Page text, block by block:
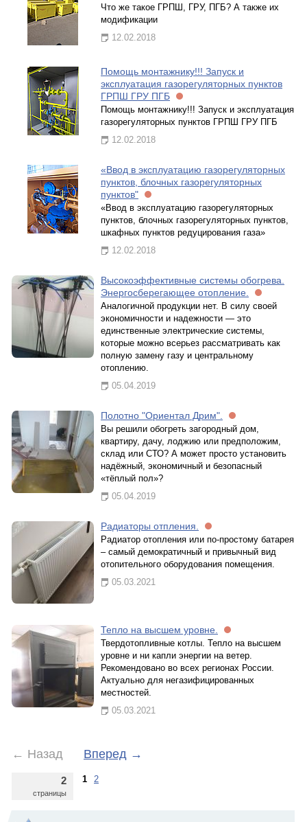
Что же такое ГРПШ, ГРУ, ПГБ? А также их
модификации
12.02.2018
Помощь монтажнику!!! Запуск и
эксплуатация газорегуляторных пунктов
ГРПШ ГРУ ПГБ
Помощь монтажнику!!! Запуск и эксплуатация
газорегуляторных пунктов ГРПШ ГРУ ПГБ
12.02.2018
«Ввод в эксплуатацию газорегуляторных
пунктов, блочных газорегуляторных
пунктов"
«Ввод в эксплуатацию газорегуляторных
пунктов, блочных газорегуляторных пунктов,
шкафных пунктов редуцирования газа»
12.02.2018
Высокоэффективные системы обогрева.
Энергосберегающее отопление.
Аналогичной продукции нет. В силу своей
экономичности и надежности — это
единственные электрические системы,
которые можно всерьез рассматривать как
полную замену газу и центральному
отоплению.
05.04.2019
Полотно "Ориентал Дрим".
Вы решили обогреть загородный дом,
квартиру, дачу, лоджию или предположим,
склад или СТО? А может просто установить
надёжный, экономичный и безопасный
«тёплый пол»?
05.04.2019
Радиаторы отпления.
Радиатор отопления или по-простому батарея
– самый демократичный и привычный вид
отопительного оборудования помещения.
05.03.2021
Тепло на высшем уровне.
Твердотопливные котлы. Тепло на высшем
уровне и ни капли энергии на ветер.
Рекомендовано во всех регионах России.
Актуально для негазифицированных
местностей.
05.03.2021
← Назад Вперед →
2
страницы
1 2